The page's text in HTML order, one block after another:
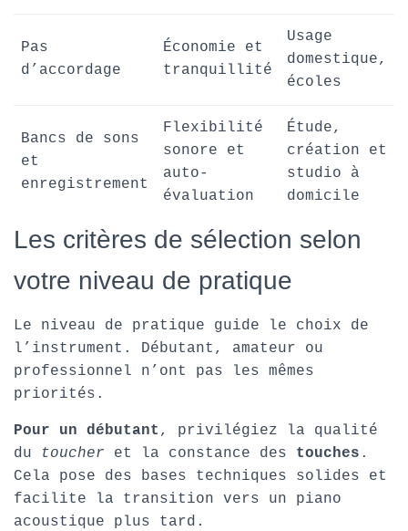
Pas
d’accordage
Économie et
tranquillité
Usage
domestique,
écoles
Bancs de sons
et
enregistrement
Flexibilité
sonore et
auto-
évaluation
Étude,
création et
studio à
domicile
Les critères de sélection selon
votre niveau de pratique
Le niveau de pratique guide le choix de
l’instrument. Débutant, amateur ou
professionnel n’ont pas les mêmes
priorités.
Pour un débutant , privilégiez la qualité
du
toucher et la constance des touches .
Cela pose des bases techniques solides et
facilite la transition vers un piano
acoustique plus tard.